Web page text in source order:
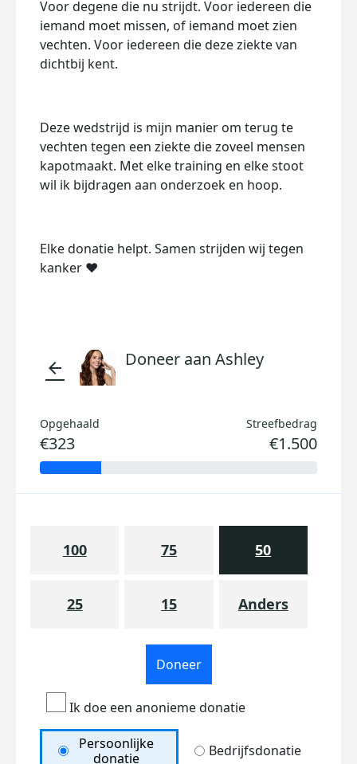
Voor degene die nu strijdt. Voor iedereen die
iemand moet missen, of iemand moet zien
vechten. Voor iedereen die deze ziekte van
dichtbij kent.
Deze wedstrijd is mijn manier om terug te
vechten tegen een ziekte die zoveel mensen
kapotmaakt. Met elke training en elke stoot
wil ik bijdragen aan onderzoek en hoop.
Elke donatie helpt. Samen strijden wij tegen
kanker ❤️
arrow_back Doneer aan Ashley
Opgehaald
€323
Streefbedrag
€1.500
100 75 50
25 15 Anders
Doneer
Ik doe een anonieme donatie
Persoonlijke
donatie
Bedrijfsdonatie